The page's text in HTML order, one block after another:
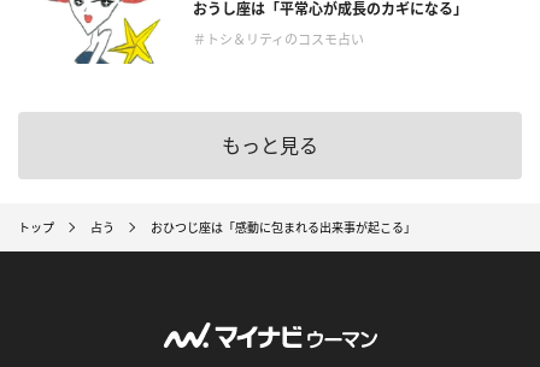
おうし座は「平常心が成長のカギになる」
＃トシ＆リティのコスモ占い
もっと見る
トップ 占う おひつじ座は「感動に包まれる出来事が起こる」